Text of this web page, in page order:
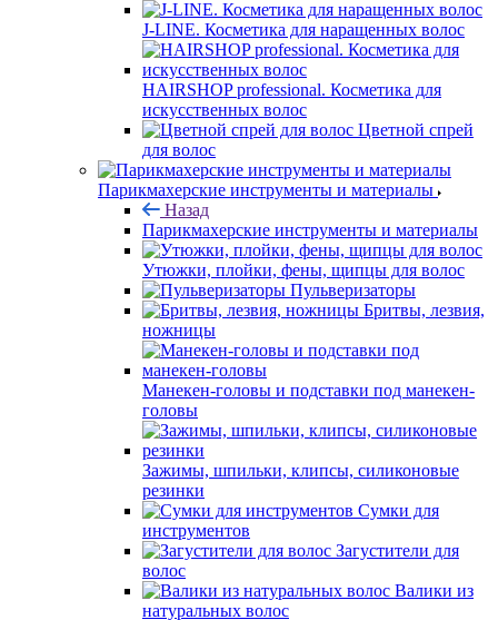
J-LINE. Косметика для наращенных волос
HAIRSHOP professional. Косметика для
искусственных волос
Цветной спрей
для волос
Парикмахерские инструменты и материалы
Назад
Парикмахерские инструменты и материалы
Утюжки, плойки, фены, щипцы для волос
Пульверизаторы
Бритвы, лезвия,
ножницы
Манекен-головы и подставки под манекен-
головы
Зажимы, шпильки, клипсы, силиконовые
резинки
Сумки для
инструментов
Загустители для
волос
Валики из
натуральных волос